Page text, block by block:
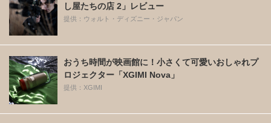
し屋たちの店 2」レビュー
提供：ウォルト・ディズニー・ジャパン
おうち時間が映画館に！小さくて可愛いおしゃれプ
ロジェクター「XGIMI Nova」
提供：XGIMI